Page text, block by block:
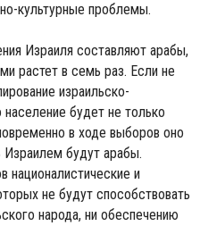
культурные проблемы.
Израиля составляют арабы,
растет в семь раз. Если не
израильско-
население будет не только
в ходе выборов оно
Израилем будут арабы.
националистические и
не будут способствовать
народа, ни обеспечению